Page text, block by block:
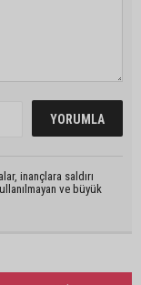
inançlara saldırı
ve büyük